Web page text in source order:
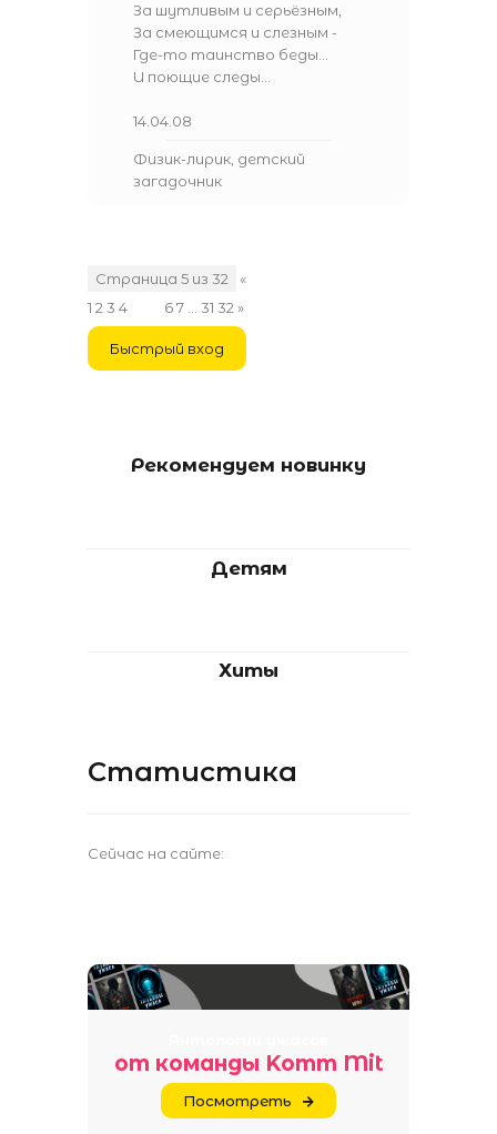
За шутливым и серьёзным,
За смеющимся и слезным -
Где-то таинство беды...
И поющие следы...
14.04.08
Физик-лирик, детский
загадочник
Страница 5 из 32
«
1 2 3 4 67 31 32 »
Рекомендуем новинку
Детям
Хиты
Статистика
Сейчас на сайте:
от команды Komm Mit
Посмотреть